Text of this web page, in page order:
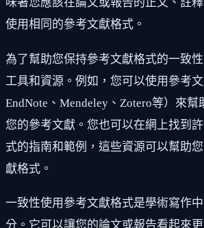
使用相同的參考文獻格式。
為了幫助您保持參考文獻格式的一致
工具和資源。例如，您可以使用參考
EndNote、Mendeley、Zotero等）來
您的參考文獻。您也可以在網上找到
式的指南和範例，這些資源可以幫助
獻格式。
一致性使用參考文獻格式是學術寫作
分。它可以讓您的論文或報告看起來